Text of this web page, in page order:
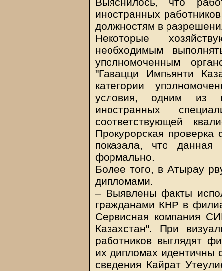
иностранных
должностям в
Некоторые
необходимым
уполномоченным
"Гавацци Импьянти
категории
условия, одним из
иностранных
соответствующей
Прокурорская
показала, что данная
формально.
Более того, в Атырау
дипломами.
– Выявлены факты
гражданами КНР в
Сервисная компания
Казахстан". При
работников выглядят
их дипломах идентичны
сведения Кайрат